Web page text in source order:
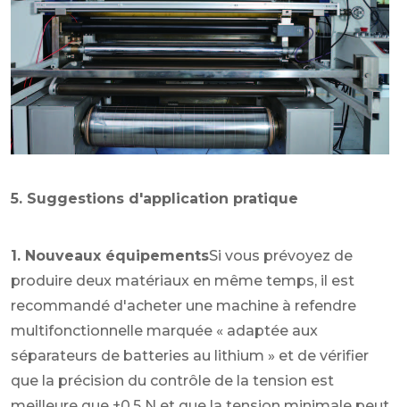
5. Suggestions d'application pratique
1. Nouveaux équipementsSi vous prévoyez de
produire deux matériaux en même temps, il est
recommandé d'acheter une machine à refendre
multifonctionnelle marquée « adaptée aux
séparateurs de batteries au lithium » et de vérifier
que la précision du contrôle de la tension est